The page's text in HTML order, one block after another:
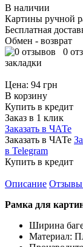
В наличии
Картины ручной
Бесплатная
Обмен - возврат
0
закладки
Цена: 94 грн
В корзину
Купить в кредит
Заказ в 1 клик
Заказать в ЧАТе
Заказать в ЧАТе
в Telegram
Купить в кредит
Описание
Рамка для
Ширина
Материал: